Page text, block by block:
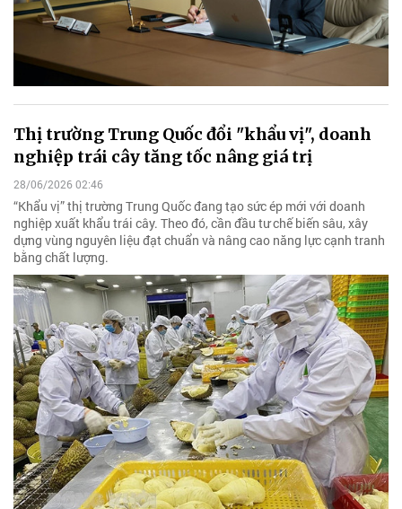
Thị trường Trung Quốc đổi "khẩu vị", doanh
nghiệp trái cây tăng tốc nâng giá trị
28/06/2026 02:46
“Khẩu vị” thị trường Trung Quốc đang tạo sức ép mới với doanh
nghiệp xuất khẩu trái cây. Theo đó, cần đầu tư chế biến sâu, xây
dựng vùng nguyên liệu đạt chuẩn và nâng cao năng lực cạnh tranh
bằng chất lượng.